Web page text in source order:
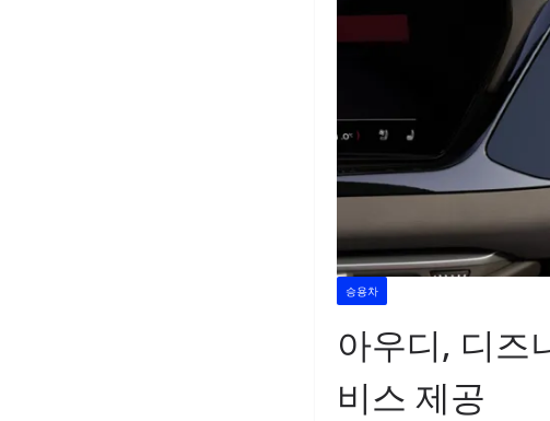
승용차
아우디, 디즈
비스 제공